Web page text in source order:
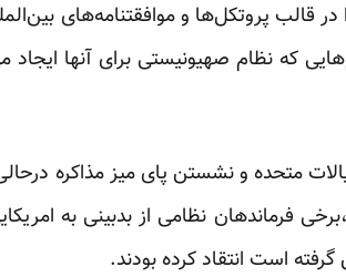
در قالب پروتکل‌ها و موافقتنامه‌های
که نظام صهیونیستی برای آنها
ایالات متحده و نشستن پای میز مذاکره
فرماندهان نظامی از بدبینی به
است انتقاد کرده بودند.